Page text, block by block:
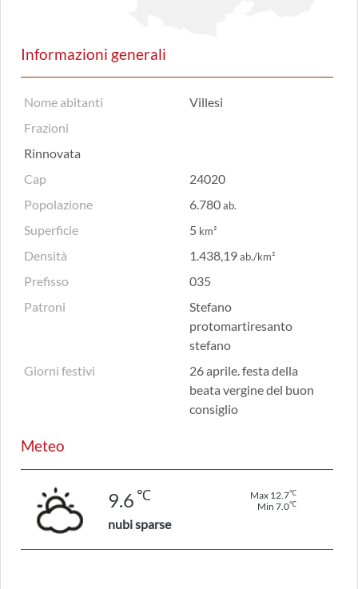
Informazioni generali
Nome abitanti
Villesi
Frazioni
Rinnovata
Cap
24020
Popolazione
6.780ab.
Superficie 5 km²
Densità 1.438,19ab./km²
Prefisso
035
Patroni
Stefano
protomartiresanto
stefano
Giorni festivi
26 aprile. festa della
beata vergine del buon
consiglio
Meteo
9.6 ℃ Max 12.7℃
Min 7.0℃
nubi sparse